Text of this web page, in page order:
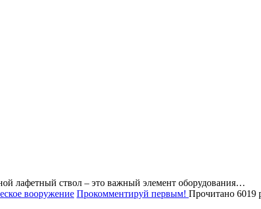
лафетный ствол – это важный элемент оборудования…
вооружение Прокомментируй первым! Прочитано 6019